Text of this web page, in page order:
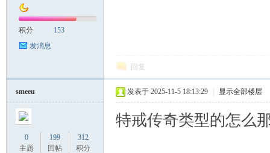
积分
153
发消息
回复
smeeu
0
主题
199
回帖
312
积分
发表于 2025-11-5 18:13:29 显示全部楼层
特戒传奇类型的怎么